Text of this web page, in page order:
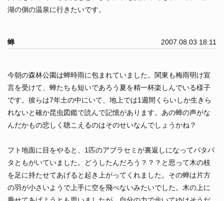
湖の側の温泉に行きたいです。
蝉 2007.08.03 18:11
今朝の森林公園は蝉時雨に包まれていました。関東も梅雨明け宣
言を受けて、蝉たちも短いであろう夏を精一杯楽しんでいる様子
です。彼らは7年土の中にいて、地上では1週間くらいしか生きら
れないと確か昆虫図鑑で読んで記憶があります。あの蝉の声がな
んだかもの悲しく聴こえるのはそのせいなんでしょうかね？
フト地面に目をやると、1匹のアブラセミが裏返しになってバタバ
タともがいていました。どうしたんだろう？？？と思って木の枝
を足に持たせてあげると起き上がってくれました。その蝉は片方
の羽が小さいようで上手に空を飛べないみたいでした。木の上に